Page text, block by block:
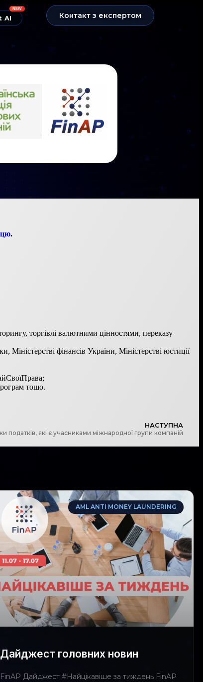
AI
NEW
Контакт з експертом
.
торгівлі валютними цінностями, переказу
Міністерстві фінансів України, Міністерстві юстиції
тощо.
НАСТУПНА
податків, які є учасниками міжнародної групи компаній
AML ANTI MONEY LAUNDERING
Дайджест головних новин
FinAP Дайджест #Найцікавіше за тиждень FinAP